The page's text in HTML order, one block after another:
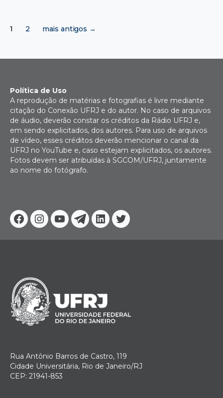
de
1 2 mais antigos →
Facebook
Instagram
YoutubeTelegram
Linkedin
Twitter
Política de Uso
A reprodução de matérias e fotografias é livre mediante
citação do Conexão UFRJ e do autor. No caso de arquivos
de áudio, deverão constar os créditos da Rádio UFRJ e,
em sendo explicitados, dos autores. Para uso de arquivos
de vídeo, esses créditos deverão mencionar o canal da
UFRJ no YouTube e, caso estejam explicitados, os autores.
Fotos devem ser atribuídas à SGCOM/UFRJ, juntamente
ao nome do fotógrafo.
Rua Antônio Barros de Castro, 119
Cidade Universitária, Rio de Janeiro/RJ
CEP: 21941-853